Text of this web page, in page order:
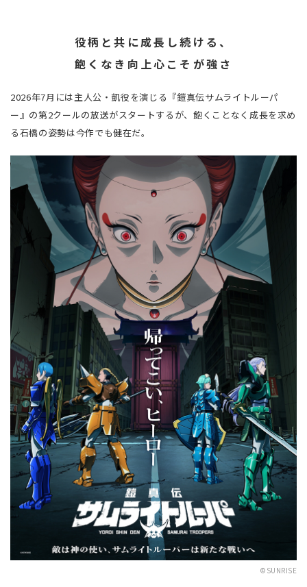
役柄と共に成長し続ける、
飽くなき向上心こそが強さ
2026年7月には主人公・凱役を演じる『鎧真伝サムライトルーパ
ー』の第2クールの放送がスタートするが、飽くことなく成長を求め
る石橋の姿勢は今作でも健在だ。
©SUNRISE